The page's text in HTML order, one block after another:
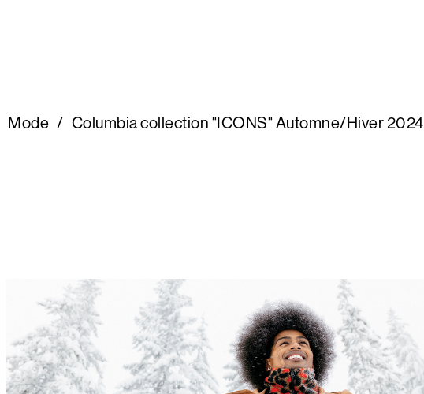
Mode / Columbia collection "ICONS" Automne/Hiver 2024